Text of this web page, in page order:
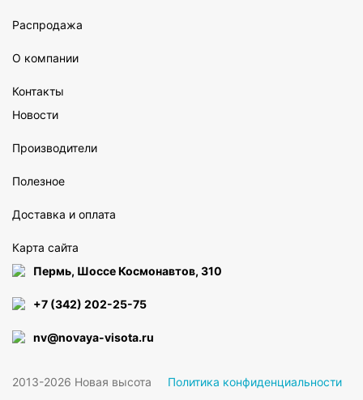
Распродажа
О компании
Контакты
Новости
Производители
Полезное
Доставка и оплата
Карта сайта
Пермь, Шоссе Космонавтов, 310
+7 (342) 202-25-75
nv@novaya-visota.ru
2013-2026 Новая высота Политика конфиденциальности